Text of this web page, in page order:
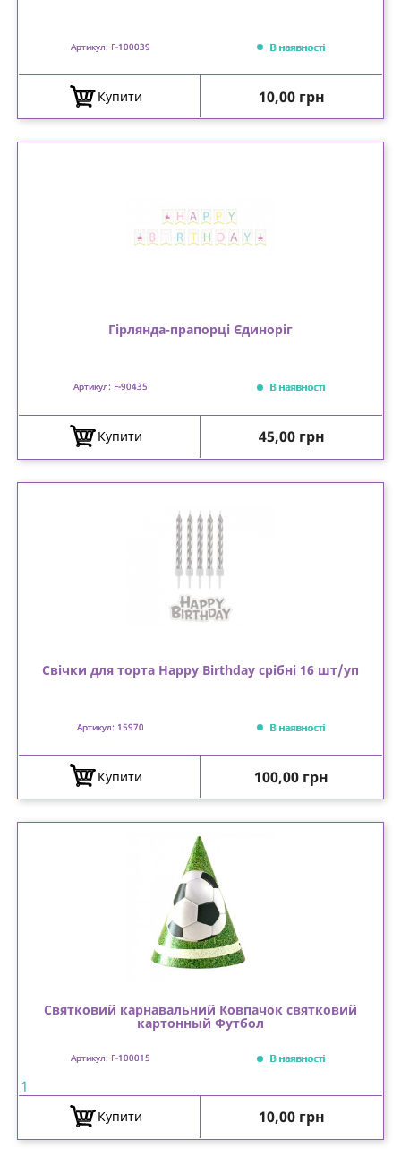
Артикул: F-100039 В наявності
Купити Ціна
10,00 грн
Гірлянда-прапорці Єдиноріг
Артикул: F-90435 В наявності
Купити Ціна
45,00 грн
Свічки для торта Happy Birthday срібні 16 шт/уп
Артикул: 15970 В наявності
Купити Ціна
100,00 грн
Святковий карнавальний Ковпачок святковий
картонный Футбол
Артикул: F-100015 В наявності
1
Купити Ціна
10,00 грн